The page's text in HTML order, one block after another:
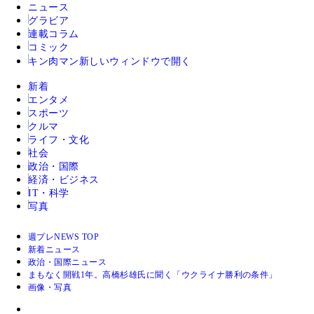
ニュース
グラビア
連載コラム
コミック
キン肉マン 新しいウィンドウで開く
新着
エンタメ
スポーツ
クルマ
ライフ・文化
社会
政治・国際
経済・ビジネス
IT・科学
写真
週プレNEWS TOP
新着ニュース
政治・国際ニュース
まもなく開戦1年。高橋杉雄氏に聞く「ウクライナ勝利の条件」
画像・写真